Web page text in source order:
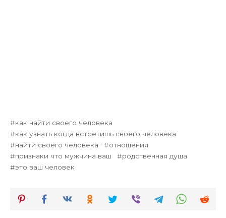
как найти своего человека
как узнать когда встретишь своего человека
найти своего человека
отношения.
признаки что мужчина ваш
родственная душа
это ваш человек